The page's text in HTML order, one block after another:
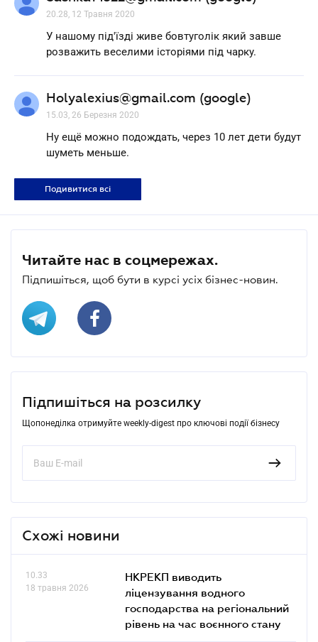
20.28, 12 Травня 2020
У нашому під'їзді живе бовтуголік який завше
розважить веселими історіями під чарку.
Holyalexius@gmail.com (google)
15.03, 26 Березня 2020
Ну ещё можно подождать, через 10 лет дети будут
шуметь меньше.
Подивитися всі
Читайте нас в соцмережах.
Підпишіться, щоб бути в курсі усіх бізнес-новин.
Підпишіться на розсилку
Щопонеділка отримуйте weekly-digest про ключові події бізнесу
Схожі новини
10.33
18 травня 2026
НКРЕКП виводить
ліцензування водного
господарства на регіональний
рівень на час воєнного стану